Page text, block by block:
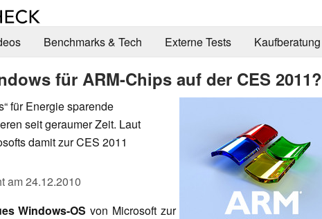
Benchmarks & Tech Externe Tests Kaufberatung
für ARM-Chips auf der CES 2011?
für Energie sparende
seit geraumer Zeit. Laut
damit zur CES 2011
am24.12.2010
Windows-OS von Microsoft zur